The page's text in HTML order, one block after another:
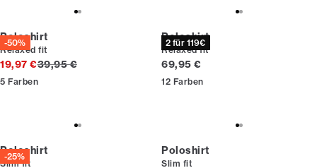
-50%
Poloshirt
Relaxed fit
19,97 €Ursprünglicher Preis
39,95 €
5 Farben
2 für 119€
Poloshirt
Relaxed fit
Preis
69,95 €
12 Farben
-25%
Poloshirt
Slim fit
Poloshirt
Slim fit